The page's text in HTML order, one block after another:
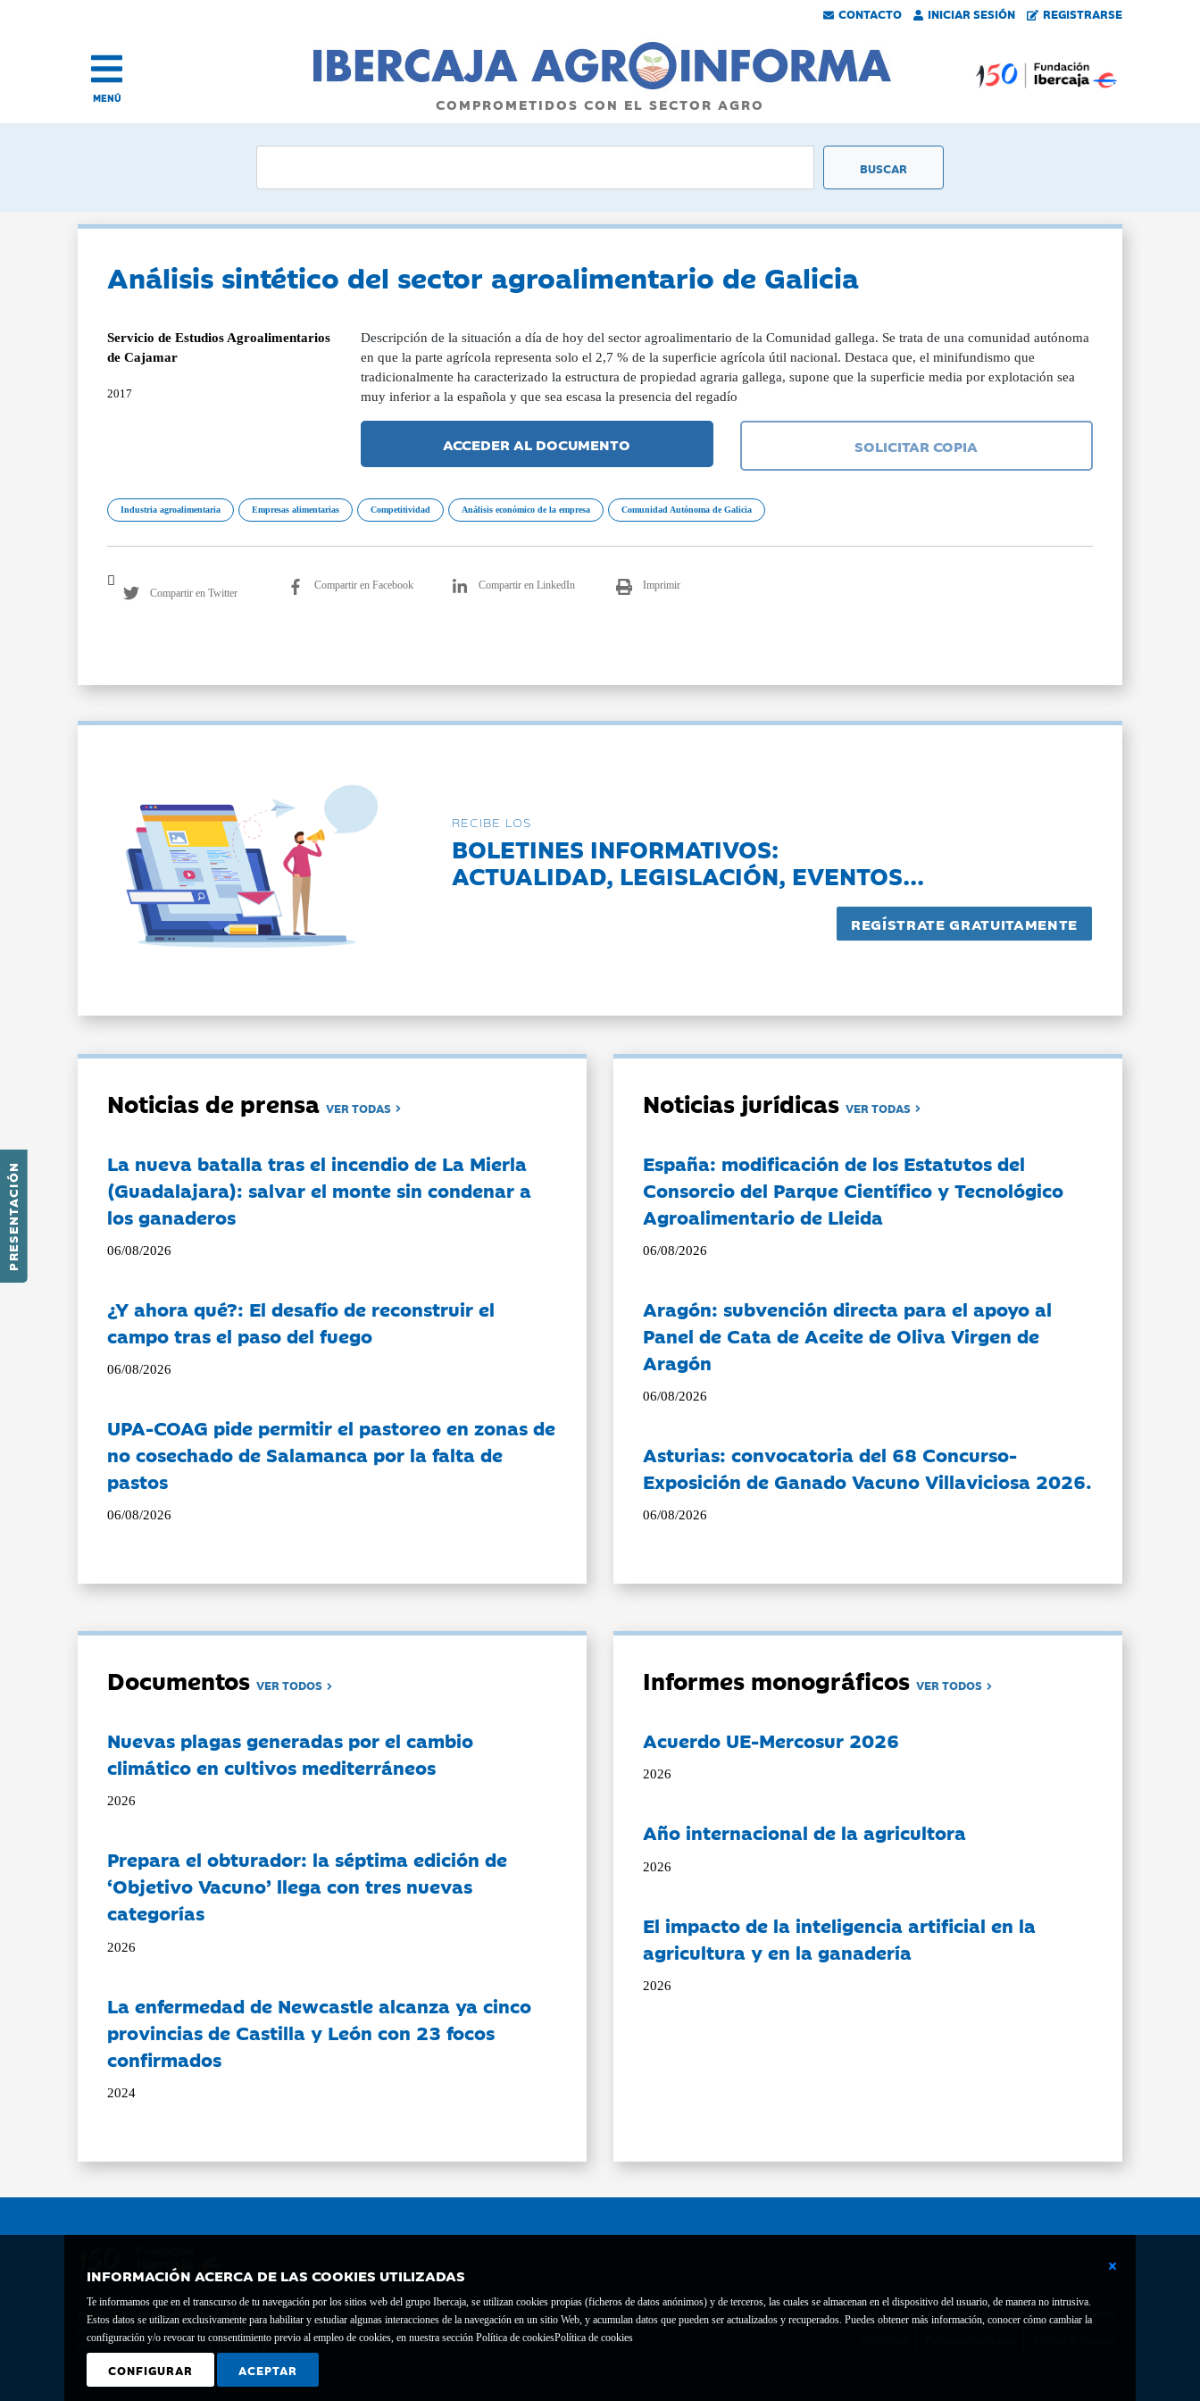
CONTACTO INICIAR SESIÓN REGISTRARSE
PRESENTACIÓN
MENÚ COMPROMETIDOS CON EL SECTOR AGRO
INFORMACIÓN ACERCA DE LAS COOKIES UTILIZADAS
Te informamos que en el transcurso de tu navegación por los sitios web del grupo Ibercaja, se utilizan cookies propias (ficheros de datos anónimos) y de terceros, las cuales se almacenan en el dispositivo del usuario, de manera no intrusiva.
Estos datos se utilizan exclusivamente para habilitar y estudiar algunas interacciones de la navegación en un sitio Web, y acumulan datos que pueden ser actualizados y recuperados. Puedes obtener más información, conocer cómo cambiar la
configuración y/o revocar tu consentimiento previo al empleo de cookies, en nuestra sección Política de cookiesPolítica de cookies
CONFIGURAR ACEPTAR
Análisis sintético del sector agroalimentario de Galicia
Servicio de Estudios Agroalimentarios
de Cajamar
2017
Descripción de la situación a día de hoy del sector agroalimentario de la Comunidad gallega. Se trata de una comunidad autónoma
en que la parte agrícola representa solo el 2,7 % de la superficie agrícola útil nacional. Destaca que, el minifundismo que
tradicionalmente ha caracterizado la estructura de propiedad agraria gallega, supone que la superficie media por explotación sea
muy inferior a la española y que sea escasa la presencia del regadío
ACCEDER AL DOCUMENTO SOLICITAR COPIA
Industria agroalimentaria Empresas alimentarias Competitividad Análisis económico de la empresa Comunidad Autónoma de Galicia
Compartir en Twitter
Compartir en Facebook Compartir en LinkedIn Imprimir
RECIBE LOS
BOLETINES INFORMATIVOS:
ACTUALIDAD, LEGISLACIÓN, EVENTOS...
Noticias de prensaVER TODAS
La nueva batalla tras el incendio de La Mierla
(Guadalajara): salvar el monte sin condenar a
los ganaderos
06/08/2026
¿Y ahora qué?: El desafío de reconstruir el
campo tras el paso del fuego
06/08/2026
UPA-COAG pide permitir el pastoreo en zonas de
no cosechado de Salamanca por la falta de
pastos
06/08/2026
Noticias jurídicasVER TODAS
España: modificación de los Estatutos del
Consorcio del Parque Científico y Tecnológico
Agroalimentario de Lleida
06/08/2026
Aragón: subvención directa para el apoyo al
Panel de Cata de Aceite de Oliva Virgen de
Aragón
06/08/2026
Asturias: convocatoria del 68 Concurso-
Exposición de Ganado Vacuno Villaviciosa 2026.
06/08/2026
DocumentosVER TODOS
Nuevas plagas generadas por el cambio
climático en cultivos mediterráneos
2026
Prepara el obturador: la séptima edición de
‘Objetivo Vacuno’ llega con tres nuevas
categorías
2026
La enfermedad de Newcastle alcanza ya cinco
provincias de Castilla y León con 23 focos
confirmados
2024
Informes monográficosVER TODOS
Acuerdo UE-Mercosur 2026
2026
Año internacional de la agricultora
2026
El impacto de la inteligencia artificial en la
agricultura y en la ganadería
2026
Fundación Bancaria Ibercaja C.I.F. G-50000652.
Inscrita en el Registro de Fundaciones del Mº de Educación, Cultura y Deporte con el nº 1689.
Domicilio social: Joaquín Costa, 13. 50001 Zaragoza.
Contacto Declaración de accesibilidad